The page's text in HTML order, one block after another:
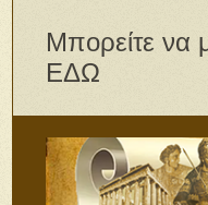
Μπορείτε να
ΕΔΩ